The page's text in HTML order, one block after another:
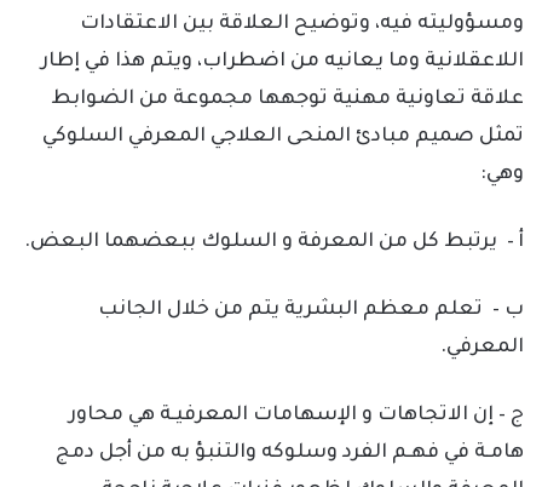
ومسؤوليته فيه، وتوضيح العلاقة بين الاعتقادات
اللاعقلانية وما يعانيه من اضطراب، ويتم هذا في إطار
علاقة تعاونية مهنية توجهها مجموعة من الضوابط
تمثل صميم مبادئ المنحى العلاجي المعرفي السلوكي
وهي:
أ – يرتبط كل من المعرفة و السلوك ببعضهما البعض.
ب – تعلم معظم البشرية يتم من خلال الجانب
المعرفي.
ج – إن الاتجاهات و الإسهامات المعرفيـة هي محاور
هامـة في فهـم الفرد وسلوكه والتنبؤ به من أجل دمج